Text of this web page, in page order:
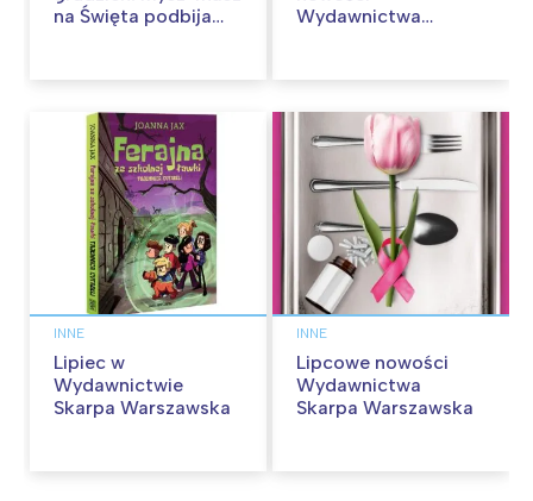
na Święta podbija
Wydawnictwa
INNE
Lipiec w
Wydawnictwie
Skarpa Warszawska
INNE
Lipcowe nowości
Wydawnictwa
Skarpa Warszawska